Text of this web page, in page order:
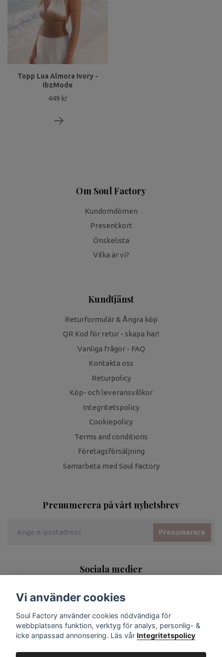
Topp Lua Almora Ivory -
IbzMode
449 kr
Om Soul Factory
Kundomdömen
Presentkort
Önskelista
Vilka är vi?
Kundtjänst
Returformulär & Ångra köp
QR Kod för retur - skapa här!
Vanliga frågor - FAQ
Kontakta oss
Returpolicy
Köp- och leveransvillkor
Integritetspolicy
Cookiepolicy
Terms and conditions
Företagsförsäljning
Samarbeta med Soul Factory
Prenumerera på vårt nyhetsbrev
Prenumerera
Sociala medier
Vi använder cookies
Soul Factory använder cookies nödvändiga för
webbplatsens funktion, verktyg för analys, personlig- &
icke anpassad annonsering. Läs vår Integritetspolicy